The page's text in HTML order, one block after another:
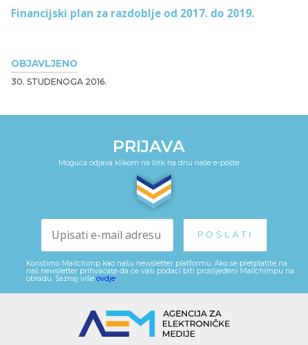
OBJAVLJENO
30. STUDENOGA 2016.
Financijski plan za razdoblje od 2017. do 2019.
PRIJAVA
Moguća odjava klikom na link na dnu naše e-pošte
Koristimo Mailchimp kao našu newsletter platformu. Ako se pretplatite na
naš newsletter prihvaćate da će vaši podaci biti proslijeđeni Mailchimpu na
obradu. Saznaj više ovdje